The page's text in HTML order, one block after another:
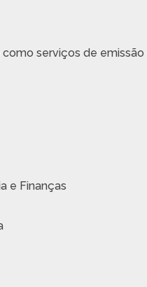
serviços de
e Finanças